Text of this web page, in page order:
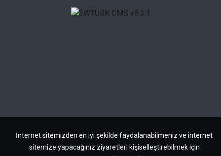
İnternet sitemizden en iyi şekilde faydalanabilmeniz ve internet
sitemize yapacağınız ziyaretleri kişiselleştirebilmek için